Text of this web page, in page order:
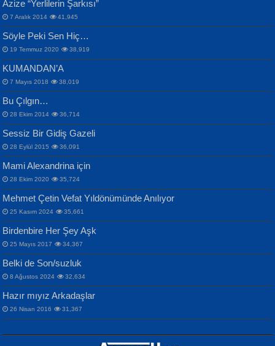
VAHDETTİN YİĞİTCAN
Samimiyet Nedir?...
İPEK ACAR SERT
Gazze’nin Şecaati, Ümmetin İmtihanı...
MAHMUT GÜRBÜZ
İbrahim Olmak ve Bitirebilmek...
Bülent Sağlam
Mescid-i Aksâ Üstüne Ay!...
Selahattin Yıldız
İdrakimle Üşürken...
Songül Özel
Mahzen...
Otuz Beş Yaş Şiiri...
ERDEM BAYAZIT
Sana, Bana, Vatanıma, Ülkemin
İnsanlarına Dair...
NAZIM HİKMET RAN
Bir Cezaevinde, Tecritteki Adamın
Mektupları...
Azize “Yerlilerin Şarkısı”
7 Aralık 2014 41,945
Söyle Peki Sen Hiç…
19 Temmuz 2020 38,919
KUMANDAN’A
7 Mayıs 2018 38,019
Bu Çılgın…
28 Ekim 2014 36,714
Sessiz Bir Gidiş Gazeli
28 Eylül 2015 36,091
Mami Alexandrina için
28 Ekim 2020 35,724
Mehmet Çetin Vefat Yıldönümünde Anılıyor
25 Kasım 2024 35,661
Birdenbire Her Şey Aşk
25 Mayıs 2017 34,367
Belki de Son/suzluk
8 Ağustos 2024 32,634
Hazır mıyız Arkadaşlar
26 Nisan 2016 31,367